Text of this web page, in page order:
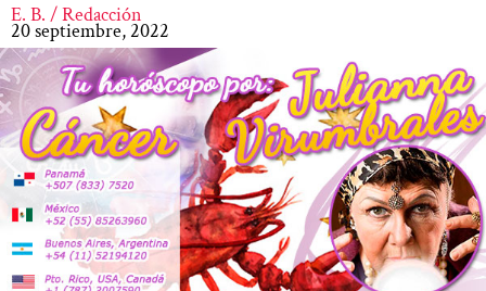
E. B. / Redacción
20 septiembre, 2022